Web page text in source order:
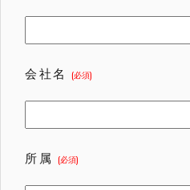
会社名 (必須)
所属 (必須)